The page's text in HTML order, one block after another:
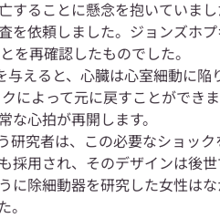
することに懸念を抱いていま
を依頼しました。ジョンズホ
を再確認したものでした。
えると、心臓は心室細動に陥
によって元に戻すことができ
心拍が再開します。
研究者は、この必要なショッ
採用され、そのデザインは後
に除細動器を研究した女性は